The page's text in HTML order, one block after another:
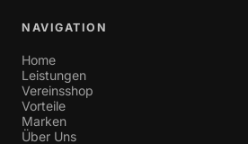
NAVIGATION
Home
Leistungen
Vereinsshop
Vorteile
Marken
Über Uns